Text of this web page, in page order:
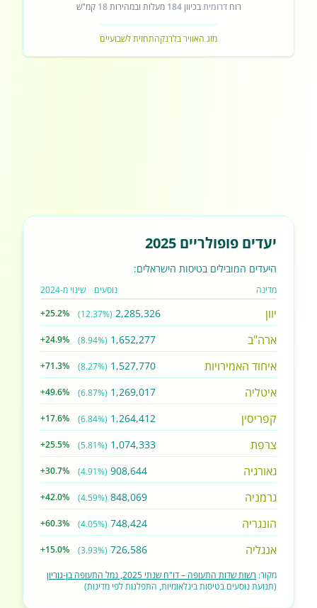
רוחדרומיתבכיוון184 מעלות ובמהירות18 קמ"ש
מזג האוויר בלרנקהתחזית לשבועיים
יעדים פופולריים 2025
היעדים המובילים בטיסות הישראלים:
מדינה נוסעים שינוי מ-2024
יוון 2,285,326
(12.37%)
+25.2%
ארה"ב 1,652,277
(8.94%)
+24.9%
איחוד האמירויות 1,527,770
(8.27%)
+71.3%
איטליה 1,269,017
(6.87%)
+49.6%
קפריסין 1,264,412
(6.84%)
+17.6%
צרפת 1,074,333
(5.81%)
+25.5%
גאורגיה 908,644
(4.91%)
+30.7%
גרמניה 848,069
(4.59%)
+42.0%
הונגריה 748,424
(4.05%)
+60.3%
אנגליה 726,586
(3.93%)
+15.0%
מקור: רשות שדות התעופה – דו"ח שנתי 2025, נמל התעופה בן-גוריון
(תנועת נוסעים בטיסות בינלאומיות, התפלגות לפי מדינות)